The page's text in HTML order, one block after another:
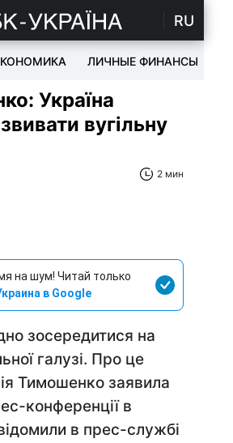
RU
ЛИЧНЫЕ ФИНАНСЫ
Україна
вугільну
2 мин
на шум! Читай только
в Google
зосередитися на
галузі. Про це
Тимошенко заявила
конференції в
в прес-службі